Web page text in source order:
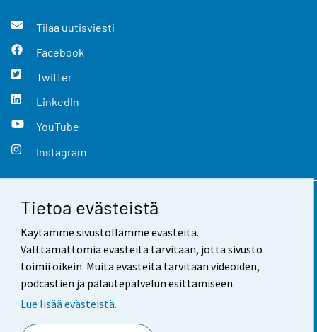
Tietoa evästeistä
Käytämme sivustollamme evästeitä.
Välttämättömiä evästeitä tarvitaan, jotta sivusto
toimii oikein. Muita evästeitä tarvitaan videoiden,
podcastien ja palautepalvelun esittämiseen.
Lue lisää evästeistä.
Tilaa uutisviesti
Facebook
Twitter
LinkedIn
YouTube
Instagram
Yhteystiedot
Palaute
Käyttöehdot
Saavutettavuus